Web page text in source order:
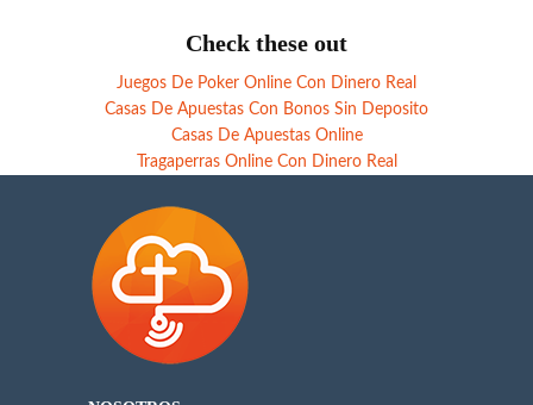
Check these out
Juegos De Poker Online Con Dinero Real
Casas De Apuestas Con Bonos Sin Deposito
Casas De Apuestas Online
Tragaperras Online Con Dinero Real